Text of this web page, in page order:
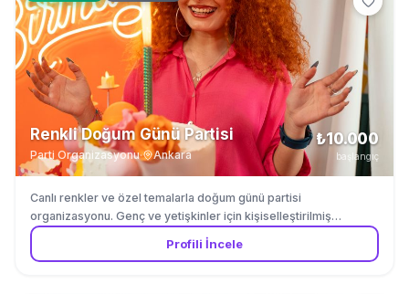
Renkli Doğum Günü Partisi
Parti Organizasyonu· Ankara
₺10.000
başlangıç
Canlı renkler ve özel temalarla doğum günü partisi
organizasyonu. Genç ve yetişkinler için kişiselleştirilmiş
kutlamalar.
Profili İncele